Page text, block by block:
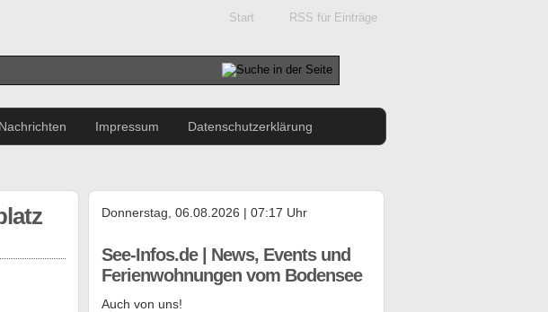
Start RSS für Einträge
Impressum Datenschutzerklärung
Donnerstag, 06.08.2026 | 07:17 Uhr
See-Infos.de | News, Events und
Ferienwohnungen vom Bodensee
Auch von uns!